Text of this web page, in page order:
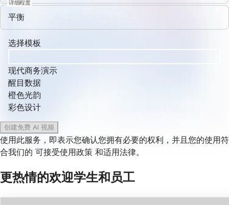
详细程度
平衡
选择模板
现代商务演示
醒目数据
橙色光韵
彩色设计
创建免费 AI 视频
使用此服务，即表示您确认您拥有必要的权利，并且您的使用符
合我们的 可接受使用政策 和适用法律。
更热情的欢迎学生和员工